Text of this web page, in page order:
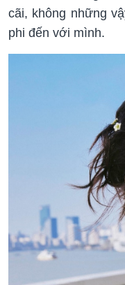
cãi, không những
phi đến với mình.